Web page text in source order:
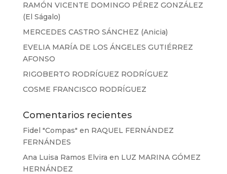
RAMÓN VICENTE DOMINGO PÉREZ GONZÁLEZ
(El Ságalo)
MERCEDES CASTRO SÁNCHEZ (Anicia)
EVELIA MARÍA DE LOS ÁNGELES GUTIÉRREZ
AFONSO
RIGOBERTO RODRÍGUEZ RODRÍGUEZ
COSME FRANCISCO RODRÍGUEZ
Comentarios recientes
Fidel "Compas" en RAQUEL FERNÁNDEZ
FERNÁNDES
Ana Luisa Ramos Elvira en LUZ MARINA GÓMEZ
HERNÁNDEZ